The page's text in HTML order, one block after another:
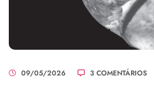
09/05/2026 3 COMENTÁRIOS